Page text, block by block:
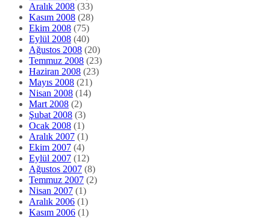
Aralık 2008 (33)
Kasım 2008 (28)
Ekim 2008 (75)
Eylül 2008 (40)
Ağustos 2008 (20)
Temmuz 2008 (23)
Haziran 2008 (23)
Mayıs 2008 (21)
Nisan 2008 (14)
Mart 2008 (2)
Şubat 2008 (3)
Ocak 2008 (1)
Aralık 2007 (1)
Ekim 2007 (4)
Eylül 2007 (12)
Ağustos 2007 (8)
Temmuz 2007 (2)
Nisan 2007 (1)
Aralık 2006 (1)
Kasım 2006 (1)